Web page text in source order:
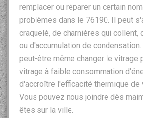
remplacer ou réparer un certain
problèmes dans le 76190. Il peut
craquelé, de charnières qui collent,
ou d'accumulation de
peut-être même changer le vitrage
vitrage à faible consommation
d'accroître l'efficacité thermique de
Vous pouvez nous joindre dès
êtes sur la ville.